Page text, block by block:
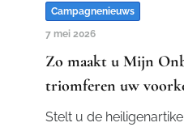
Campagnenieuws
7 mei 2026
Zo maakt u Mijn
triomferen uw
Stelt u de